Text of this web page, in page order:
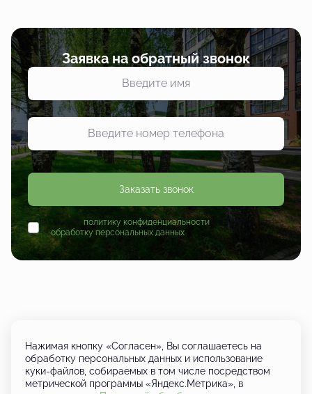
Заявка на обратный звонок
Заказать звонок
Принимаю политику конфиденциальностии даю согласие
наобработку персональных данных
+7 (833) 249-01-01
Кировская область, д. Шутовщина,
Нажимая кнопку «Согласен», Вы соглашаетесь на
обработку персональных данных и использование
куки-файлов, собираемых в том числе посредством
метрической программы «Яндекс.Метрика», в